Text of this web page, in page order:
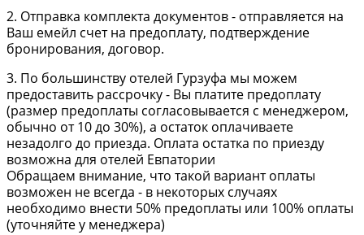
2. Отправка комплекта документов - отправляется на
Ваш емейл счет на предоплату, подтверждение
бронирования, договор.
3. По большинству отелей Гурзуфа мы можем
предоставить рассрочку - Вы платите предоплату
(размер предоплаты согласовывается с менеджером,
обычно от 10 до 30%), а остаток оплачиваете
незадолго до приезда. Оплата остатка по приезду
возможна для отелей Евпатории
Обращаем внимание, что такой вариант оплаты
возможен не всегда - в некоторых случаях
необходимо внести 50% предоплаты или 100% оплаты
(уточняйте у менеджера)